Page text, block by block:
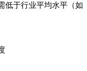
低于行业平均水平（如